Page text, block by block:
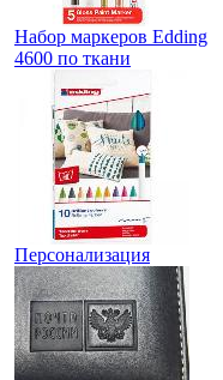
Набор маркеров Edding
4600 по ткани
Персонализация